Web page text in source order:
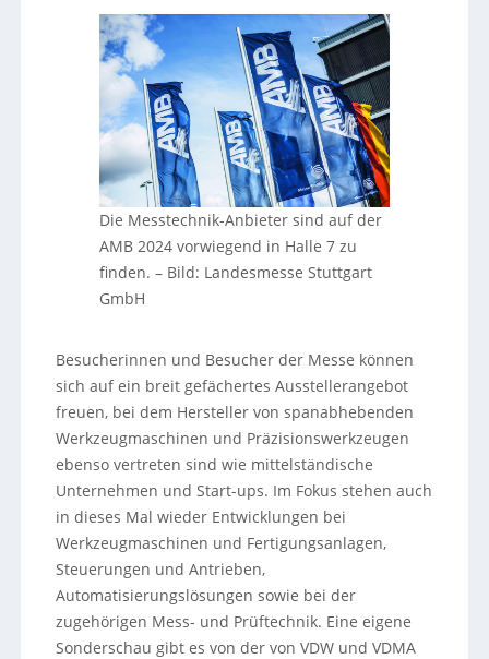
Die Messtechnik-Anbieter sind auf der
AMB 2024 vorwiegend in Halle 7 zu
finden.– Bild: Landesmesse Stuttgart
GmbH
Besucherinnen und Besucher der Messe können
sich auf ein breit gefächertes Ausstellerangebot
freuen, bei dem Hersteller von spanabhebenden
Werkzeugmaschinen und Präzisionswerkzeugen
ebenso vertreten sind wie mittelständische
Unternehmen und Start-ups. Im Fokus stehen auch
in dieses Mal wieder Entwicklungen bei
Werkzeugmaschinen und Fertigungsanlagen,
Steuerungen und Antrieben,
Automatisierungslösungen sowie bei der
zugehörigen Mess- und Prüftechnik. Eine eigene
Sonderschau gibt es von der von VDW und VDMA